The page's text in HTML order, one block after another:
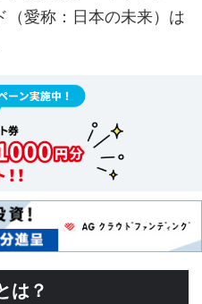
（愛称：日本の未来）は
は？